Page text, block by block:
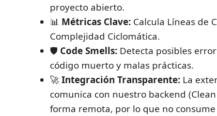
proyecto abierto.
📊 Métricas Clave: Calcula Líneas de
Complejidad Ciclomática.
🛡️ Code Smells: Detecta posibles
código muerto y malas prácticas.
🚀Integración Transparente: La
comunica con nuestro backend
forma remota, por lo que no